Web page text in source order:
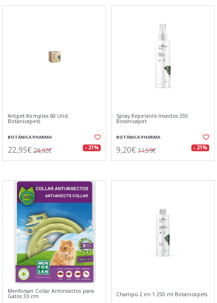
Artipet Komplex 60 Und
Botanicapets
BOTÁNICA PHARMA
22,95€ 28,92€ - 21%
Spray Repelente Insectos 250
Botanicapet
BOTÁNICA PHARMA
9,20€ 11,59€ - 21%
Menforsan Collar Antiinsectos para
Gatos 33 cm Champú 2 en 1 250 ml Botanicapets